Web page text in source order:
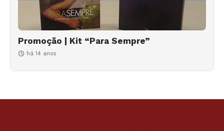
Promoção | Kit “Para Sempre”
há 14 anos